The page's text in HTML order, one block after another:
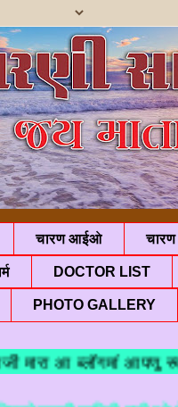
चारण आईओ चारण
DOCTOR LIST
PHOTO GALLERY
आ ब्लॉगमां आपणु